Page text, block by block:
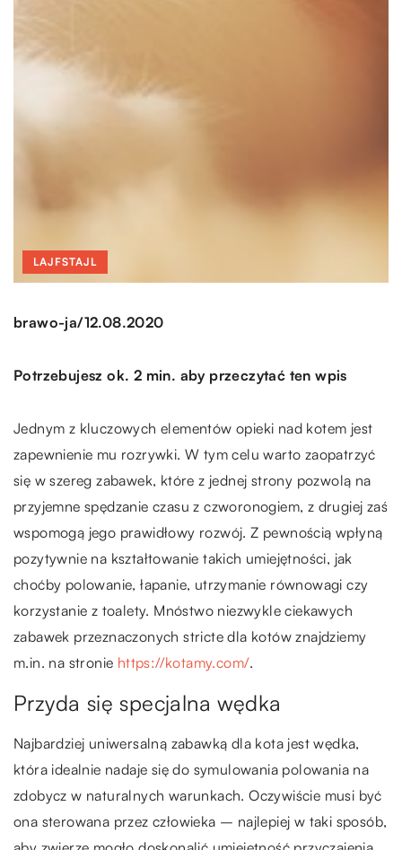
LAJFSTAJL
brawo-ja/12.08.2020
Potrzebujesz ok. 2 min. aby przeczytać ten wpis
Jednym z kluczowych elementów opieki nad kotem jest
zapewnienie mu rozrywki. W tym celu warto zaopatrzyć
się w szereg zabawek, które z jednej strony pozwolą na
przyjemne spędzanie czasu z czworonogiem, z drugiej zaś
wspomogą jego prawidłowy rozwój. Z pewnością wpłyną
pozytywnie na kształtowanie takich umiejętności, jak
choćby polowanie, łapanie, utrzymanie równowagi czy
korzystanie z toalety. Mnóstwo niezwykle ciekawych
zabawek przeznaczonych stricte dla kotów znajdziemy
m.in. na stronie https://kotamy.com/.
Przyda się specjalna wędka
Najbardziej uniwersalną zabawką dla kota jest wędka,
która idealnie nadaje się do symulowania polowania na
zdobycz w naturalnych warunkach. Oczywiście musi być
ona sterowana przez człowieka – najlepiej w taki sposób,